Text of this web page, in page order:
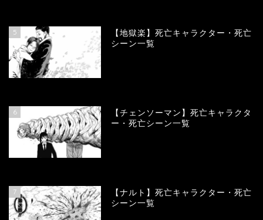
5
【地獄楽】死亡キャラクター・死亡
シーン一覧
6
【チェンソーマン】死亡キャラクタ
ー・死亡シーン一覧
7
【ナルト】死亡キャラクター・死亡
シーン一覧